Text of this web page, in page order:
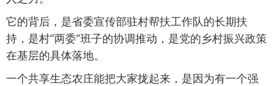
它的背后，是省委宣传部驻村帮扶工作队的长期扶
持，是村“两委”班子的协调推动，是党的乡村振兴政策
在基层的具体落地。
一个共享生态农庄能把大家拢起来，是因为有一个强